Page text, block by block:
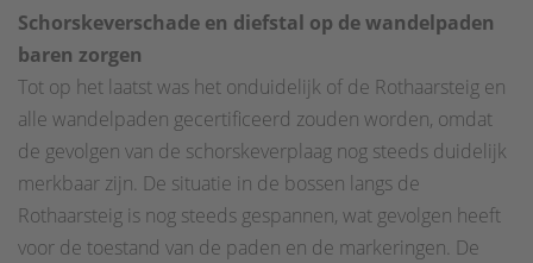
Schorskeverschade en diefstal op de wandelpaden
baren zorgen
Tot op het laatst was het onduidelijk of de Rothaarsteig en
alle wandelpaden gecertificeerd zouden worden, omdat
de gevolgen van de schorskeverplaag nog steeds duidelijk
merkbaar zijn. De situatie in de bossen langs de
Rothaarsteig is nog steeds gespannen, wat gevolgen heeft
voor de toestand van de paden en de markeringen. De